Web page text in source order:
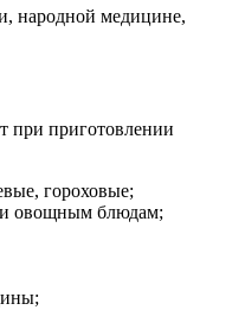
народной медицине,
при приготовлении
гороховые;
овощным блюдам;